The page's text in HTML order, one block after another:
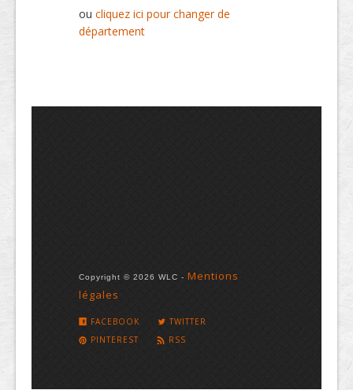
ou cliquez ici pour changer de
département
Copyright © 2026 WLC - Mentions
légales
FACEBOOK
TWITTER
PINTEREST
RSS